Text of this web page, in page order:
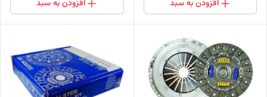
افزودن به سبد افزودن به سبد